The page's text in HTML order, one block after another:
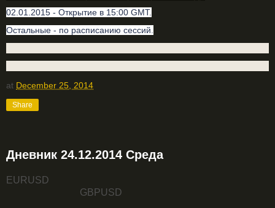
02.01.2015 - Открытие в 15:00 GMT.
Остальные - по расписанию сессий.
at December 25, 2014
Share
Дневник 24.12.2014 Среда
EURUSD
GBPUSD